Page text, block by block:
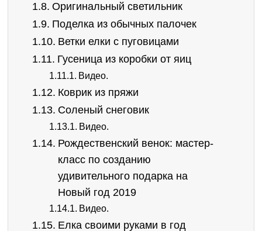
Оригинальный светильник
Поделка из обычных палочек
Ветки елки с пуговицами
Гусеница из коробки от яиц
Видео.
Коврик из пряжи
Соленый снеговик
Видео.
Рождественский венок: мастер-
класс по созданию
удивительного подарка на
Новый год 2019
Видео.
Елка своими руками в год